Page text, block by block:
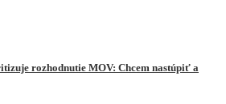
rozhodnutie MOV: Chcem nastúpiť a